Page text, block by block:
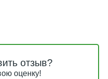
отзыв?
оценку!